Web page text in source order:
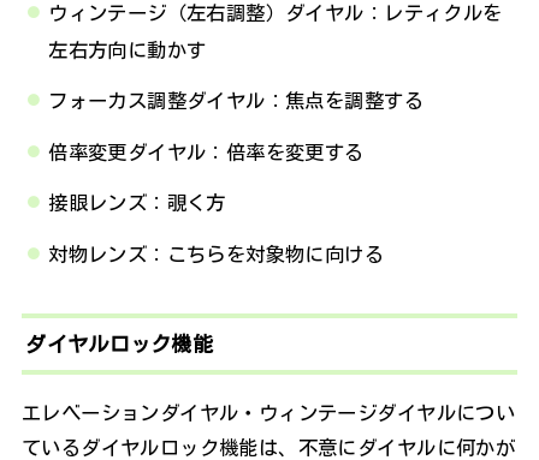
ウィンテージ（左右調整）ダイヤル：レティクルを
左右方向に動かす
フォーカス調整ダイヤル：焦点を調整する
倍率変更ダイヤル：倍率を変更する
接眼レンズ：覗く方
対物レンズ：こちらを対象物に向ける
ダイヤルロック機能
エレベーションダイヤル・ウィンテージダイヤルについ
ているダイヤルロック機能は、不意にダイヤルに何かが